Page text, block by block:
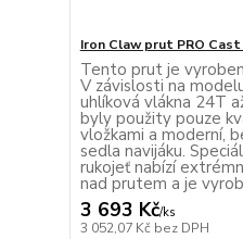
Iron Claw prut PRO Cast
Tento prut je
V závislosti na
uhlíková vlákna 24T
byly použity pouze
vložkami a moderní,
sedla navijáku.
rukojeť nabízí
nad prutem a je
3 693 Kč/ks
3 052,07 Kč bez DPH